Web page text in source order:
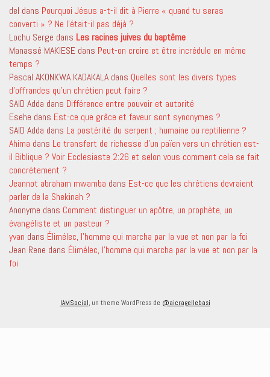
del dans Pourquoi Jésus a-t-il dit à Pierre « quand tu seras
converti » ? Ne l’était-il pas déjà ?
Lochu Serge dans Les racines juives du baptême
Manassé MAKIESE dans Peut-on croire et être incrédule en même
temps ?
Pascal AKONKWA KADAKALA dans Quelles sont les divers types
d’offrandes qu’un chrétien peut faire ?
SAID Adda dans Différence entre pouvoir et autorité
Esehe dans Est-ce que grâce et faveur sont synonymes ?
SAID Adda dans La postérité du serpent ; humaine ou reptilienne ?
Ahima dans Le transfert de richesse d’un païen vers un chrétien est-
il Biblique ? Voir Ecclesiaste 2:26 et selon vous comment cela se fait
concrètement ?
Jeannot abraham mwamba dans Est-ce que les chrétiens devraient
parler de la Shekinah ?
Anonyme dans Comment distinguer un apôtre, un prophète, un
évangéliste et un pasteur ?
yvan dans Élimélec, l’homme qui marcha par la vue et non par la foi
Jean Rene dans Élimélec, l’homme qui marcha par la vue et non par la
foi
IAMSocial , un theme WordPress de @aicragellebasi